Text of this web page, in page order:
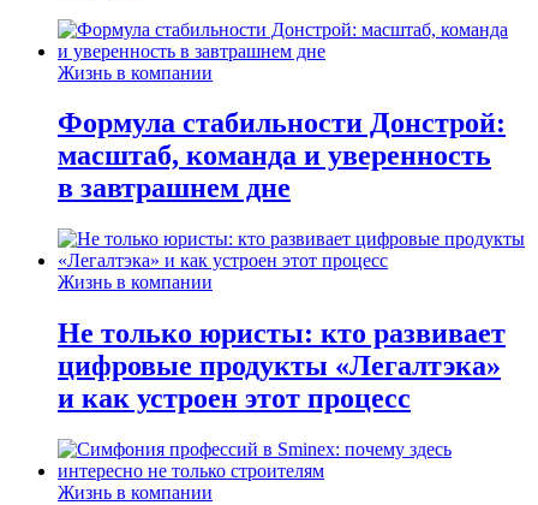
Жизнь в компании
Формула стабильности Донстрой:
масштаб, команда и уверенность
в завтрашнем дне
Жизнь в компании
Не только юристы: кто развивает
цифровые продукты «Легалтэка»
и как устроен этот процесс
Жизнь в компании